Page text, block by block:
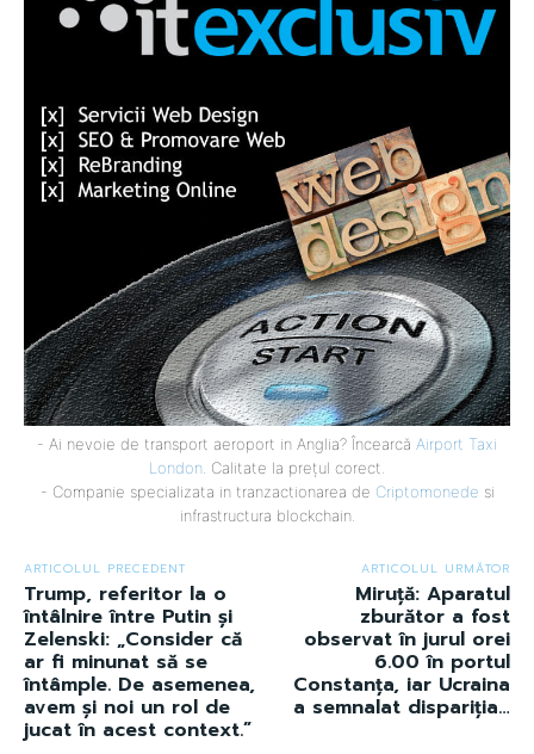
- Ai nevoie de transport aeroport in Anglia? Încearcă Airport Taxi
London . Calitate la prețul corect.
- Companie specializata in tranzactionarea de Criptomonede si
infrastructura blockchain.
ARTICOLUL PRECEDENT
Trump, referitor la o
întâlnire între Putin și
Zelenski: „Consider că
ar fi minunat să se
întâmple. De asemenea,
avem și noi un rol de
jucat în acest context.”
ARTICOLUL URMĂTOR
Miruță: Aparatul
zburător a fost
observat în jurul orei
6.00 în portul
Constanța, iar Ucraina
a semnalat dispariția…